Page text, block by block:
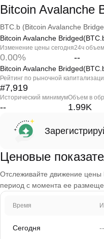
Bitcoin Avalanche
BTC.b (Bitcoin Avalanche
Bitcoin Avalanche
Изменение цены сегодня
0.00%
24ч
--
Bitcoin Avalanche
Рейтинг по рыночной
#7,919
Исторический минимум
--
Объем в
1.99K
Ценовые
Отслеживайте движение цены
период с момента ее
Время
Сегодня --